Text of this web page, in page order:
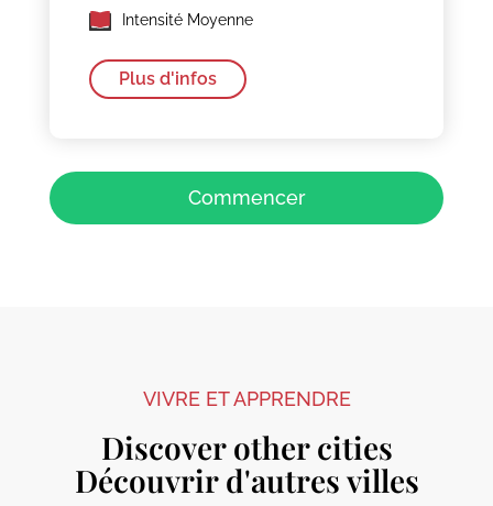
Intensité Moyenne
Plus d'infos
Commencer
VIVRE ET APPRENDRE
Discover other cities
Découvrir d'autres villes